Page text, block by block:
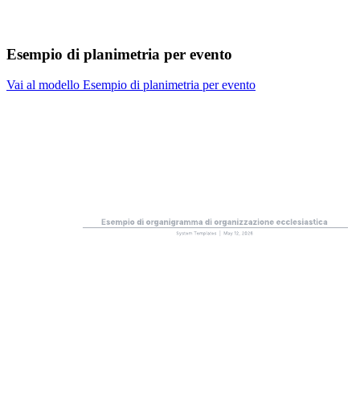
Esempio di planimetria per evento
Vai al modello Esempio di planimetria per evento